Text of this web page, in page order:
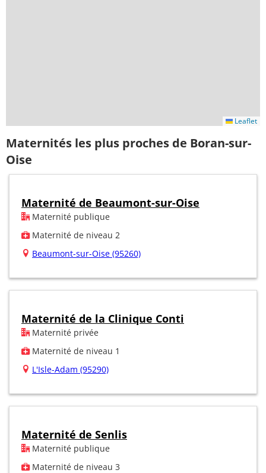
Leaflet
Maternités les plus proches de Boran-sur-
Oise
Maternité de Beaumont-sur-Oise
Maternité publique
Maternité de niveau 2
Beaumont-sur-Oise (95260)
Maternité de la Clinique Conti
Maternité privée
Maternité de niveau 1
L'Isle-Adam (95290)
Maternité de Senlis
Maternité publique
Maternité de niveau 3